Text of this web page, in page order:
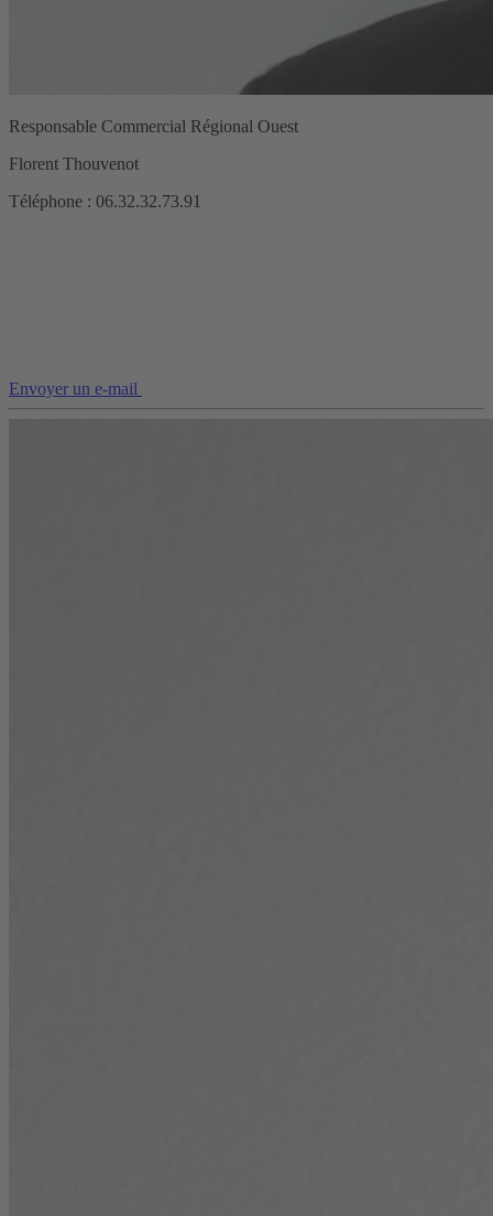
Responsable Commercial Régional Ouest
Florent Thouvenot
Téléphone : 06.32.32.73.91
Envoyer un e-mail